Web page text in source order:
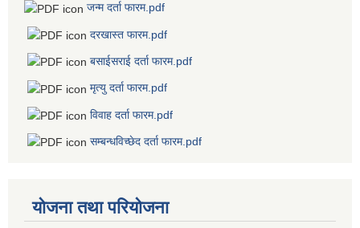
जन्म दर्ता फारम.pdf
दरखास्त फारम.pdf
बसाईसराई दर्ता फारम.pdf
मृत्यु दर्ता फारम.pdf
विवाह दर्ता फारम.pdf
सम्बन्धविच्छेद दर्ता फारम.pdf
योजना तथा परियोजना